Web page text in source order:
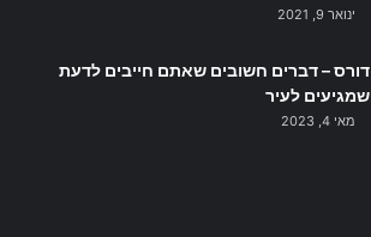
ינואר 9, 2021
דורס – דברים חשובים שאתם חייבים לדעת
שמגיעים לעיר
מאי 4, 2023